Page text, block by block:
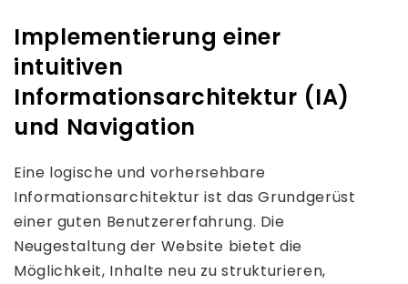
Implementierung einer
intuitiven
Informationsarchitektur (IA)
und Navigation
Eine logische und vorhersehbare
Informationsarchitektur ist das Grundgerüst
einer guten Benutzererfahrung. Die
Neugestaltung der Website bietet die
Möglichkeit, Inhalte neu zu strukturieren,